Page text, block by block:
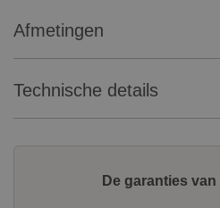
Afmetingen
Technische details
De garanties